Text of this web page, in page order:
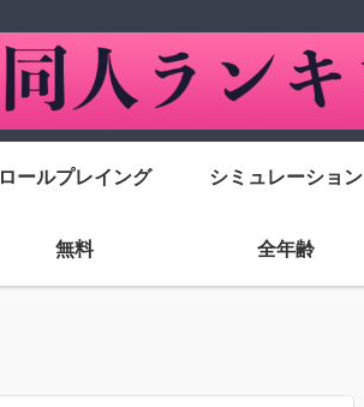
ロールプレイング シミュレーション
無料 全年齢